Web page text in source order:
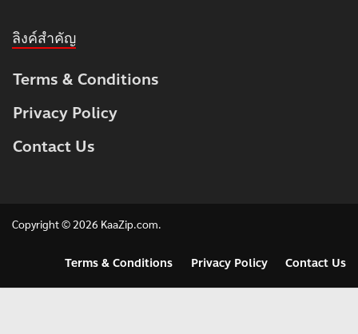
ลิงค์สำคัญ
Terms & Conditions
Privacy Policy
Contact Us
Copyright © 2026 KaaZip.com.
Terms & Conditions Privacy Policy Contact Us